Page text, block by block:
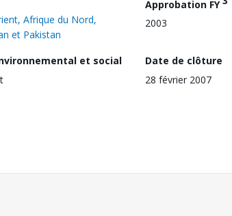
Afrique du Nord,
et Pakistan
Approbation FY
2003
et social
Date de clôture
28 février 2007